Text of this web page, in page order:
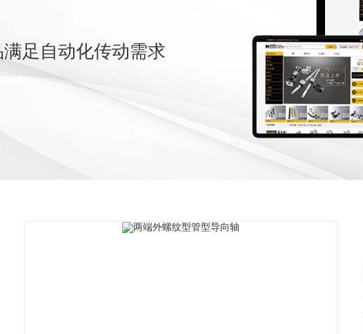
足自动化传动需求